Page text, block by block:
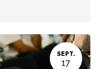
SEPT.
17